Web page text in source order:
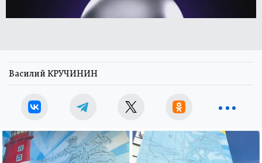
Василий КРУЧИНИН